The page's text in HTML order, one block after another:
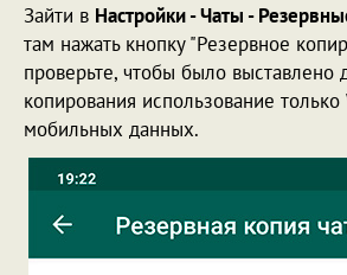
Зайти в Настройки - Чаты -
там нажать кнопку "Резервное
проверьте, чтобы было выставлено
копирования использование
мобильных данных.